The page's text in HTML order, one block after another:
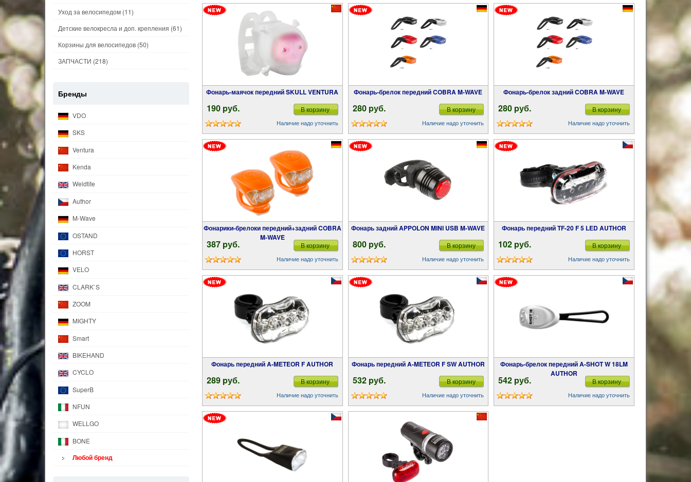
Фонарь-маячок передний SKULL VENTURA
190 pуб. В корзину
Наличие надо уточнить
Фонарь-брелок передний COBRA M-WAVE
280 pуб. В корзину
Наличие надо уточнить
Фонарь-брелок задний COBRA M-WAVE
280 pуб. В корзину
Наличие надо уточнить
Фонарики-брелоки передний+задний COBRA
M-WAVE
387 pуб. В корзину
Наличие надо уточнить
Фонарь задний APPOLON MINI USB M-WAVE
800 pуб. В корзину
Наличие надо уточнить
Фонарь передний TF-20 F 5 LED AUTHOR
102 pуб. В корзину
Наличие надо уточнить
Фонарь передний A-METEOR F AUTHOR
289 pуб. В корзину
Наличие надо уточнить
Фонарь передний A-METEOR F SW AUTHOR
532 pуб. В корзину
Наличие надо уточнить
Фонарь-брелок передний A-SHOT W 18LM
AUTHOR
542 pуб. В корзину
Наличие надо уточнить
Уход за велосипедом (11)
Детские велокресла и доп. крепления (61)
Корзины для велосипедов (50)
ЗАПЧАСТИ (218)
Бренды
VDO
SKS
Ventura
Kenda
Weldtite
Author
M-Wave
OSTAND
HORST
VELO
CLARK`S
ZOOM
MIGHTY
Smart
BIKEHAND
CYCLO
SuperB
NFUN
WELLGO
BONE
Любой бренд